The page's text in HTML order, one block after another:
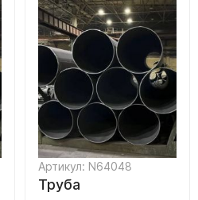
Артикул: N64048
Труба